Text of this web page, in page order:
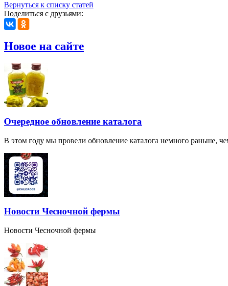
Вернуться к списку статей
Поделиться с друзьями:
Новое на сайте
Очередное обновление каталога
В этом году мы провели обновление каталога немного раньше,
Новости Чесночной фермы
Новости Чесночной фермы